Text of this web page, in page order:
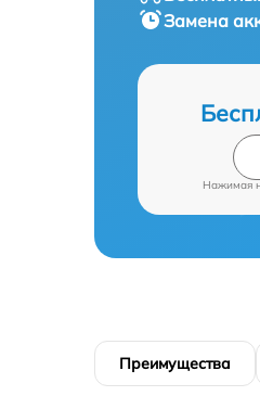
Замена
Нажимая
Преимущества